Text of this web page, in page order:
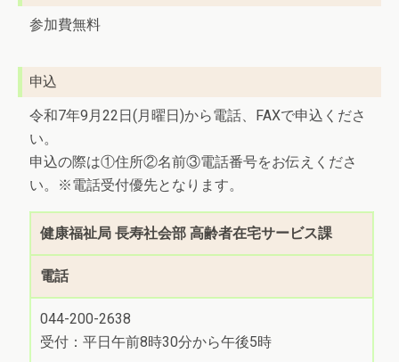
参加費無料
申込
令和7年9月22日(月曜日)から電話、FAXで申込くださ
い。
申込の際は①住所②名前③電話番号をお伝えくださ
い。※電話受付優先となります。
健康福祉局 長寿社会部 高齢者在宅サービス課
電話
044-200-2638
受付：平日午前8時30分から午後5時